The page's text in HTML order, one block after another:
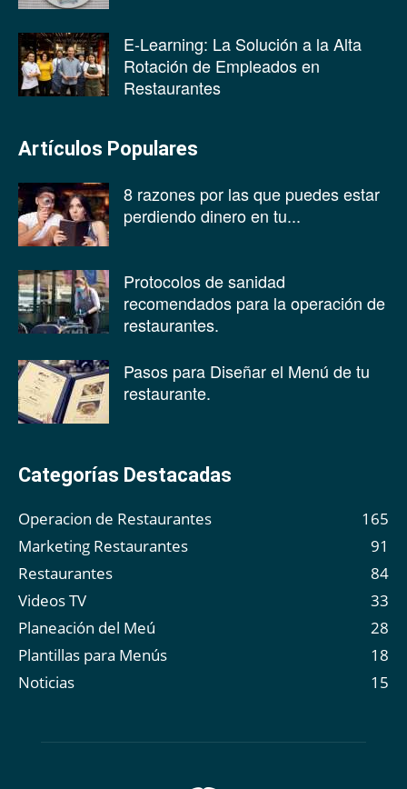
E-Learning: La Solución a la Alta
Rotación de Empleados en
Restaurantes
Artículos Populares
8 razones por las que puedes estar
perdiendo dinero en tu...
Protocolos de sanidad
recomendados para la operación de
restaurantes.
Pasos para Diseñar el Menú de tu
restaurante.
Categorías Destacadas
Operacion de Restaurantes
165
Marketing Restaurantes
91
Restaurantes
84
Videos TV
33
Planeación del Meú
28
Plantillas para Menús
18
Noticias
15